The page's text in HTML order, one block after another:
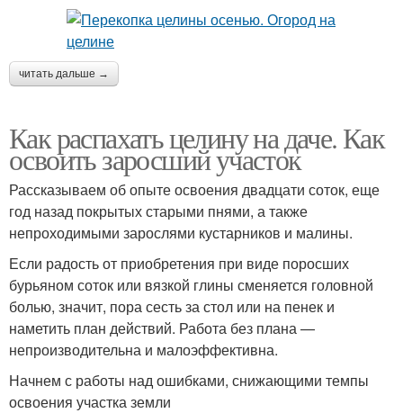
читать дальше →
Как распахать целину на даче. Как
освоить заросший участок
Рассказываем об опыте освоения двадцати соток, еще
год назад покрытых старыми пнями, а также
непроходимыми зарослями кустарников и малины.
Если радость от приобретения при виде поросших
бурьяном соток или вязкой глины сменяется головной
болью, значит, пора сесть за стол или на пенек и
наметить план действий. Работа без плана —
непроизводительна и малоэффективна.
Начнем с работы над ошибками, снижающими темпы
освоения участка земли